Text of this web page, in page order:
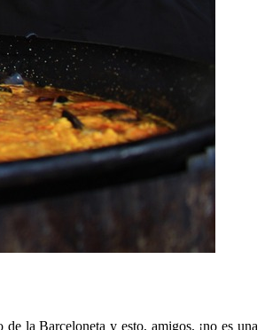
la Barceloneta y esto, amigos, ¡no es una